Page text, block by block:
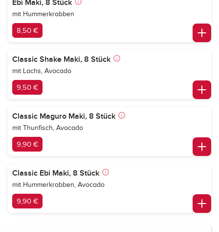
Ebi Maki, 8 Stück
mit Hummerkrabben
8,50 €
Classic Shake Maki, 8 Stück
mit Lachs, Avocado
9,50 €
Classic Maguro Maki, 8 Stück
mit Thunfisch, Avocado
9,90 €
Classic Ebi Maki, 8 Stück
mit Hummerkrabben, Avocado
9,90 €